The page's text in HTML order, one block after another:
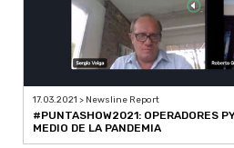
17.03.2021 > Newsline Report
#PUNTASHOW2021: OPERADORES
MEDIO DE LA PANDEMIA